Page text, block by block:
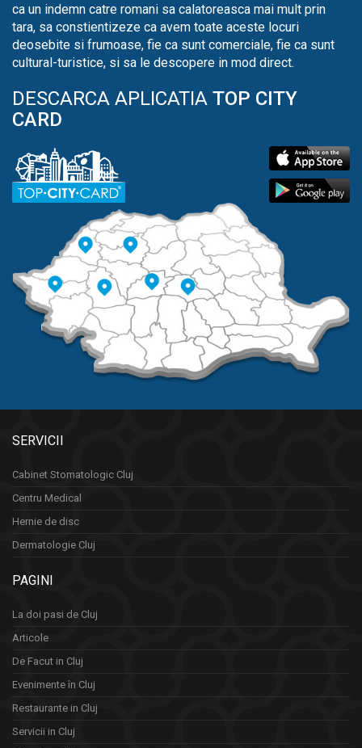
ca un indemn catre romani sa calatoreasca mai mult prin
tara, sa constientizeze ca avem toate aceste locuri
deosebite si frumoase, fie ca sunt comerciale, fie ca sunt
cultural-turistice, si sa le descopere in mod direct.
DESCARCA APLICATIA TOP CITY
CARD
SERVICII
Cabinet Stomatologic Cluj
Centru Medical
Hernie de disc
Dermatologie Cluj
PAGINI
La doi pasi de Cluj
Articole
De Facut in Cluj
Evenimente în Cluj
Restaurante in Cluj
Servicii in Cluj